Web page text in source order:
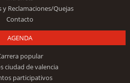
y Reclamaciones/Quejas
Contacto
AGENDA
popular
ciudad de valencia
participativos